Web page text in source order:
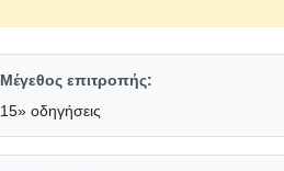
Μέγεθος επιτροπής:
15» οδηγήσεις